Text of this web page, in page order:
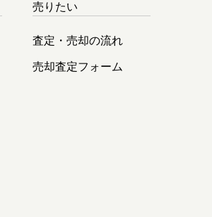
売りたい
査定・売却の流れ
売却査定フォーム